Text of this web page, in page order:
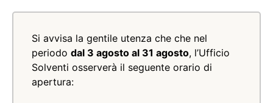
Si avvisa la gentile utenza che che nel
periodo dal 3 agosto al 31 agosto, l’Ufficio
Solventi osserverà il seguente orario di
apertura: